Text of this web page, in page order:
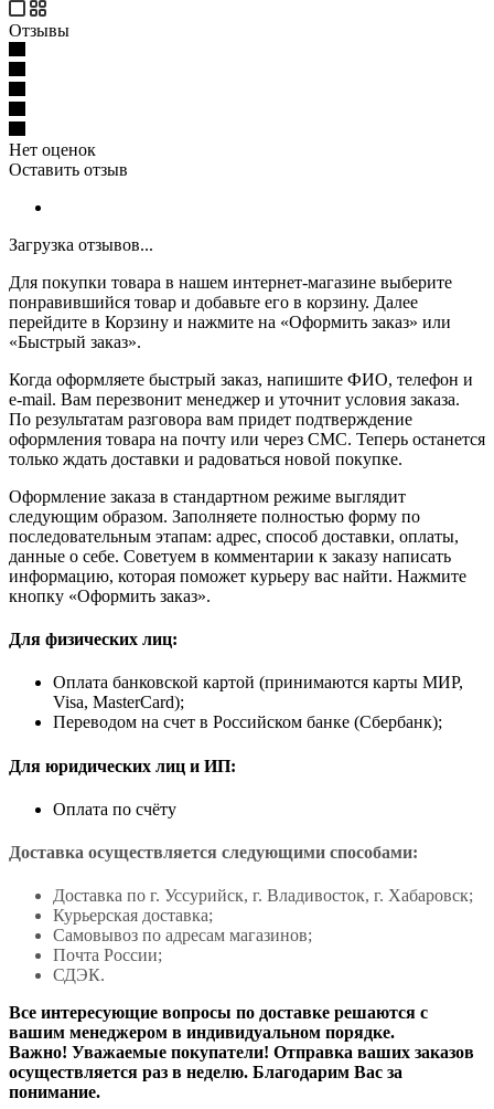
Отзывы
Нет оценок
Оставить отзыв
Загрузка отзывов...
Для покупки товара в нашем интернет-магазине выберите
понравившийся товар и добавьте его в корзину. Далее
перейдите в Корзину и нажмите на «Оформить заказ» или
«Быстрый заказ».
Когда оформляете быстрый заказ, напишите ФИО, телефон и
e-mail. Вам перезвонит менеджер и уточнит условия заказа.
По результатам разговора вам придет подтверждение
оформления товара на почту или через СМС. Теперь останется
только ждать доставки и радоваться новой покупке.
Оформление заказа в стандартном режиме выглядит
следующим образом. Заполняете полностью форму по
последовательным этапам: адрес, способ доставки, оплаты,
данные о себе. Советуем в комментарии к заказу написать
информацию, которая поможет курьеру вас найти. Нажмите
кнопку «Оформить заказ».
Для физических лиц:
Оплата банковской картой (принимаются карты МИР,
Visa, MasterCard);
Переводом на счет в Российском банке (Сбербанк);
Для юридических лиц и ИП:
Оплата по счёту
Доставка осуществляется следующими способами:
Доставка по г. Уссурийск, г. Владивосток, г. Хабаровск;
Курьерская доставка;
Самовывоз по адресам магазинов;
Почта России;
СДЭК.
Все интересующие вопросы по доставке решаются с
вашим менеджером в индивидуальном порядке.
Важно! Уважаемые покупатели! Отправка ваших заказов
осуществляется раз в неделю. Благодарим Вас за
понимание.